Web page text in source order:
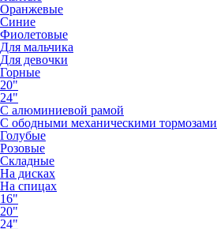
Оранжевые
Синие
Фиолетовые
Для мальчика
Для девочки
Горные
20"
24"
С алюминиевой рамой
С ободными механическими тормозами
Голубые
Розовые
Складные
На дисках
На спицах
16"
20"
24"